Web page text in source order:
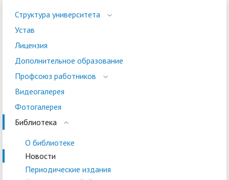
Структура университета
Устав
Лицензия
Дополнительное образование
Профсоюз работников
Видеогалерея
Фотогалерея
Библиотека
О библиотеке
Новости
Периодические издания